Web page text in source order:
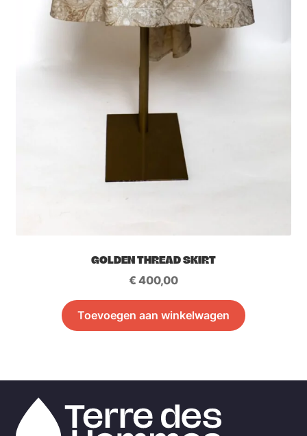
GOLDEN THREAD SKIRT
€ 400,00
Toevoegen aan winkelwagen